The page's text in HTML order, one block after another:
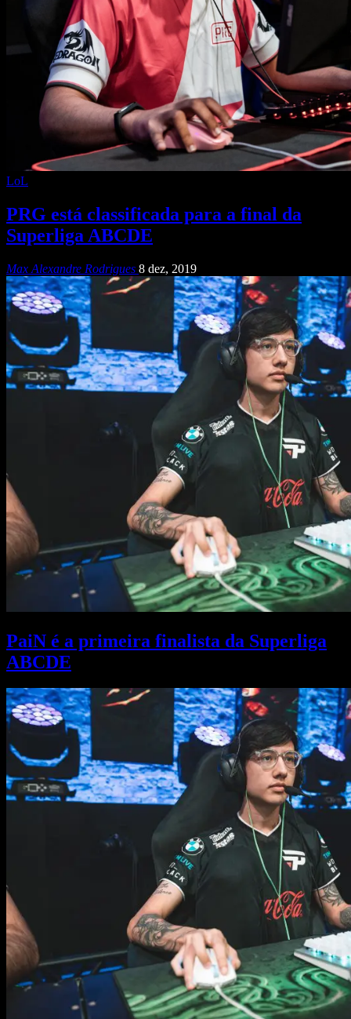
LoL
PRG está classificada para a final da
Superliga ABCDE
Max Alexandre Rodrigues 8 dez, 2019
PaiN é a primeira finalista da Superliga
ABCDE